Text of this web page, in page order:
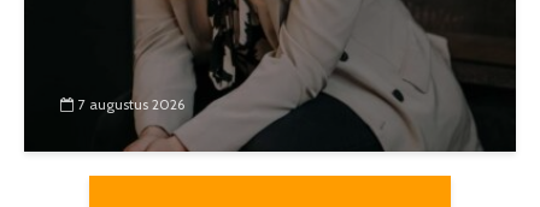
7 augustus 2026